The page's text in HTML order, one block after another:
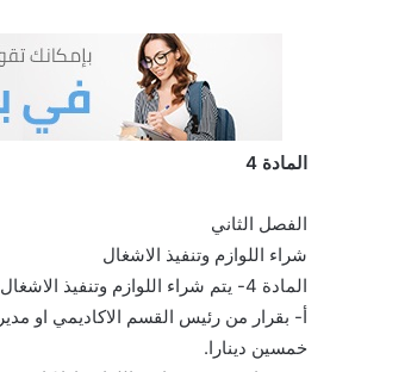
المادة 4
الفصل الثاني
شراء اللوازم وتنفيذ الاشغال
المادة 4- يتم شراء اللوازم وتنفيذ الاشغال وفقا للصلاحيات التالية:-
أ- بقرار من رئيس القسم الاكاديمي او مدير
خمسين دينارا.